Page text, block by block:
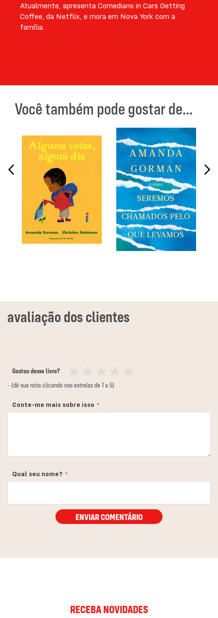
Atualmente, apresenta Comedians in Cars Getting
Coffee, da Netflix, e mora em Nova York com a
família.
Você também pode gostar de...
Gostou desse livro?
12
3
4
5
- (dê sua nota clicando nas estrelas de 1 a 5)
Conte-me mais sobre isso
Qual seu nome?
ENVIAR COMENTÁRIO
RECEBA NOVIDADES